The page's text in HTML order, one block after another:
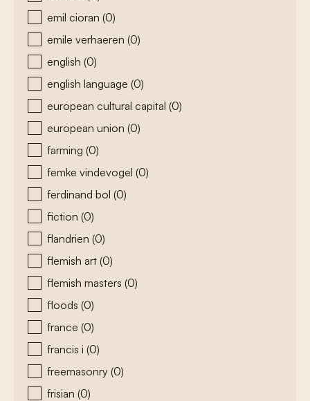
emil cioran (0)
emile verhaeren (0)
english (0)
english language (0)
european cultural capital (0)
european union (0)
farming (0)
femke vindevogel (0)
ferdinand bol (0)
fiction (0)
flandrien (0)
flemish art (0)
flemish masters (0)
floods (0)
france (0)
francis i (0)
freemasonry (0)
frisian (0)